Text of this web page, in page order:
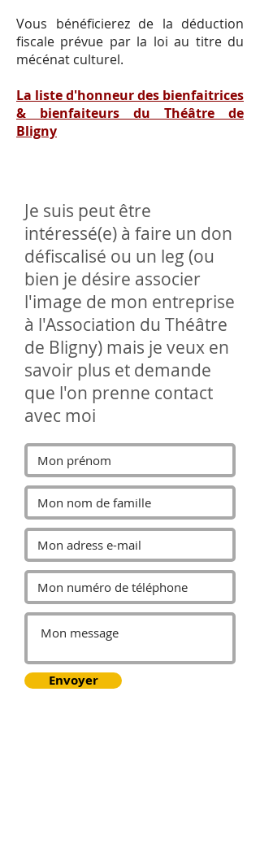
Vous bénéficierez de la déduction
fiscale prévue par la loi au titre du
mécénat culturel.
La liste d'honneur des bienfaitrices
& bienfaiteurs du Théâtre de
Bligny
Je suis peut être
intéressé(e) à faire un don
défiscalisé ou un leg (ou
bien je désire associer
l'image de mon entreprise
à l'Association du Théâtre
de Bligny) mais je veux en
savoir plus et demande
que l'on prenne contact
avec moi
Envoyer